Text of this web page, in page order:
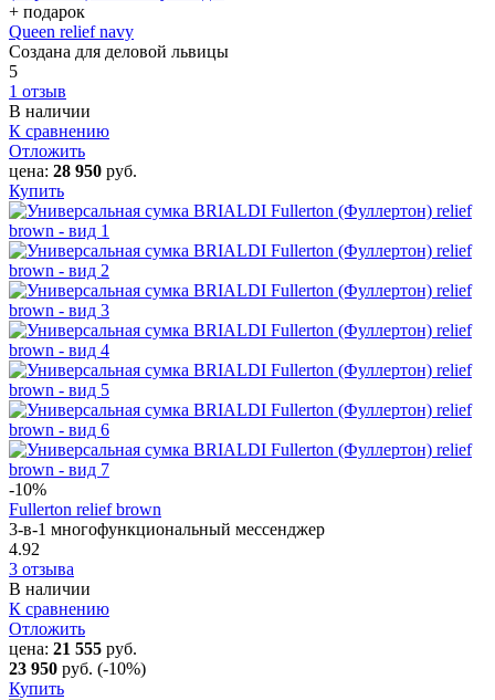
+ подарок
Queen relief navy
Создана для деловой львицы
5
1 отзыв
В наличии
К сравнению
Отложить
цена: 28 950 руб.
Купить
-10%
Fullerton relief brown
3-в-1 многофункциональный мессенджер
4.92
3 отзыва
В наличии
К сравнению
Отложить
цена: 21 555 руб.
23 950 руб. (-10%)
Купить